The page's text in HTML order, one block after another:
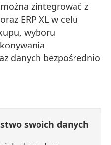
zintegrować z
ERP XL w celu
wyboru
danych bezpośrednio
swoich danych